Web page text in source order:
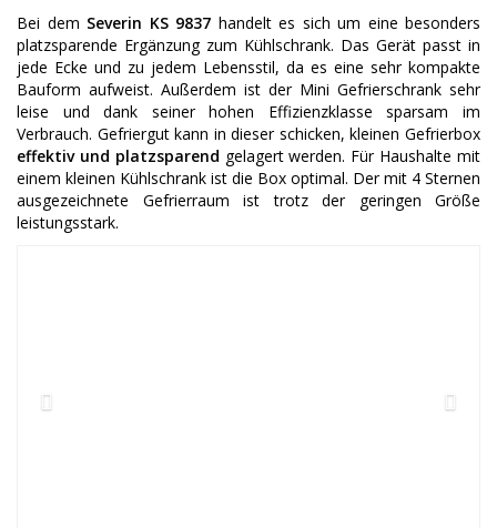
Bei dem Severin KS 9837 handelt es sich um eine besonders
platzsparende Ergänzung zum Kühlschrank. Das Gerät passt in
jede Ecke und zu jedem Lebensstil, da es eine sehr kompakte
Bauform aufweist. Außerdem ist der Mini Gefrierschrank sehr
leise und dank seiner hohen Effizienzklasse sparsam im
Verbrauch. Gefriergut kann in dieser schicken, kleinen Gefrierbox
effektiv und platzsparend gelagert werden. Für Haushalte mit
einem kleinen Kühlschrank ist die Box optimal. Der mit 4 Sternen
ausgezeichnete Gefrierraum ist trotz der geringen Größe
leistungsstark.